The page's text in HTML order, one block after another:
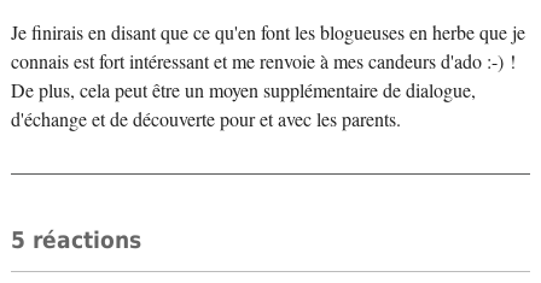
Je finirais en disant que ce qu'en font les blogueuses en herbe que je
connais est fort intéressant et me renvoie à mes candeurs d'ado :-) !
De plus, cela peut être un moyen supplémentaire de dialogue,
d'échange et de découverte pour et avec les parents.
5 réactions